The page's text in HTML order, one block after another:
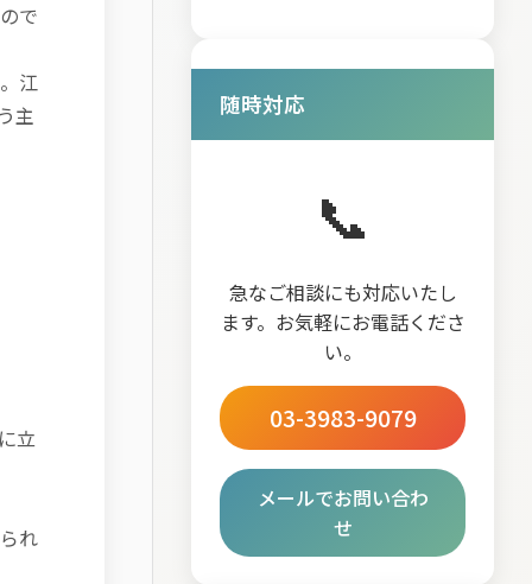
で
江
主
立
れ
随時対応
📞
急なご相談にも対応いたし
ます。お気軽にお電話くださ
い。
03-3983-9079
メールでお問い合わ
せ